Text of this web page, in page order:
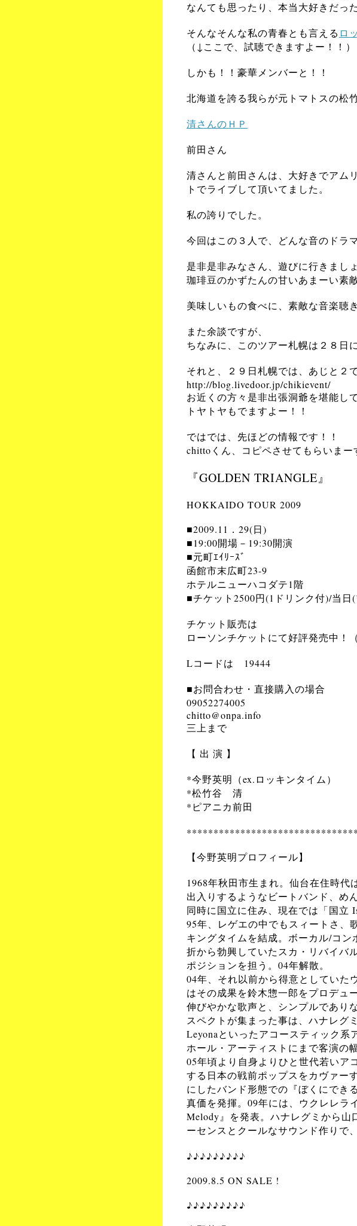
なんても思ったり、本当大好きだっ
そんなそんな私の青春とも言える ロ
（↓ここで、試聴できますよー！！）
しかも！！豪華メンバーと！！
北海道を誇る我らが元トマトスの松
清さんのＨＰ
前田さん
清さんと前田さんは、大好きでアム
トでライブして頂いてました。
私の誇りでした。
今回はこの３人で、どんな音のドラ
是非是非みなさん、遊びに行きまし
珈琲豆のかずたんの甘いあまーい素
美味しいもの食べに、素敵な音楽聴
また余談ですが、
ちなみに、このツアー札幌は２８日
それと、２９日札幌では、あじと２
http://blog.livedoor.jp/chikievent/
お近くの方々是非出張洞爺を堪能し
トヤトヤもでますよー！！
ではでは、先ほどの情報です！！
chittoくん、コピペさせてもらいまー
『GOLDEN TRIANGLE』
HOKKAIDO TOUR 2009
■2009.11．29(日)
■19:00開場－19:30開演
■元町ｴｲﾘｰｽﾞ
函館市末広町23-9
ホテルニューハコダテ1階
■チケット2500円(1ドリンク付)/当日
チケット販売は
ローソンチケットにて好評発売中！
Lコードは 19444
■お問合わせ・直接購入の場合
09052274005
chitto@onpa.info
三上まで
【 出 演 】
*今野英明（ex.ロッキンタイム）
*松竹谷 清
*ピアニカ前田
【今野英明プロフィール】
1968年秋田市生まれ。仙台在住時
出入りするようなビートバンド、め
同時に国立に住み、現在では「国立
95年、レゲエの中でもスィートさ、
キングタイムを結成。ボーカル/コン
折から勃興していたスカ・リバイバ
ポジションを担う。04年解散。
04年、それ以前から得意としていた
はその成果を鈴木惣一郎をプロデュ
伸びやかな歌声と、シンプルであり
スペクトが集まった事は、ハナレグ
Leyonaといったアコースティック系
ホール・アーティストにまで客演の
05年頃より自身よりひと世代若いア
する日本の戦前ポップスをカヴァー
にしたバンド形態での『ぼくにでき
真価を発揮。09年には、ウクレレラ
Melody』を発表。ハナレグミから
ーセンスとクールなサウンド作りで
♪♪♪♪♪♪♪♪♪
2009.8.5 ON SALE !
♪♪♪♪♪♪♪♪♪